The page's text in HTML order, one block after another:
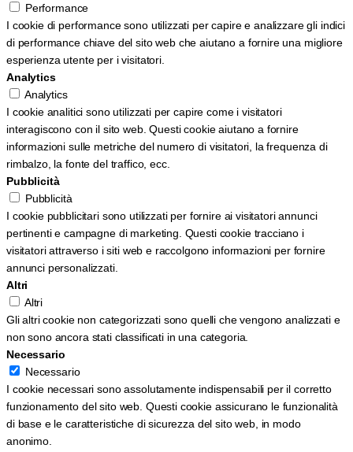
Performance
I cookie di performance sono utilizzati per capire e analizzare gli indici
di performance chiave del sito web che aiutano a fornire una migliore
esperienza utente per i visitatori.
Analytics
Analytics
I cookie analitici sono utilizzati per capire come i visitatori
interagiscono con il sito web. Questi cookie aiutano a fornire
informazioni sulle metriche del numero di visitatori, la frequenza di
rimbalzo, la fonte del traffico, ecc.
Pubblicità
Pubblicità
I cookie pubblicitari sono utilizzati per fornire ai visitatori annunci
pertinenti e campagne di marketing. Questi cookie tracciano i
visitatori attraverso i siti web e raccolgono informazioni per fornire
annunci personalizzati.
Altri
Altri
Gli altri cookie non categorizzati sono quelli che vengono analizzati e
non sono ancora stati classificati in una categoria.
Necessario
Necessario
I cookie necessari sono assolutamente indispensabili per il corretto
funzionamento del sito web. Questi cookie assicurano le funzionalità
di base e le caratteristiche di sicurezza del sito web, in modo
anonimo.